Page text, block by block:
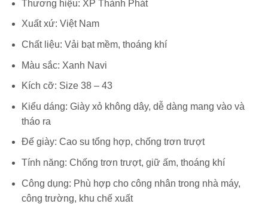
Thương hiệu: XP Thành Phát
Xuất xứ: Việt Nam
Chất liệu: Vải bạt mềm, thoáng khí
Màu sắc: Xanh Navi
Kích cỡ: Size 38 – 43
Kiểu dáng: Giày xỏ không dây, dễ dàng mang vào và
tháo ra
Đế giày: Cao su tổng hợp, chống trơn trượt
Tính năng: Chống trơn trượt, giữ ấm, thoáng khí
Công dụng: Phù hợp cho công nhân trong nhà máy,
công trường, khu chế xuất